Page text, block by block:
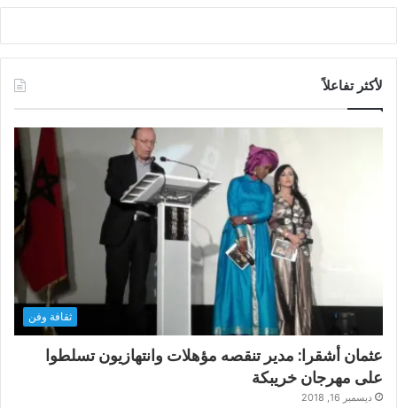
لأكثر تفاعلاً
ثقافة وفن
عثمان أشقرا: مدير تنقصه مؤهلات وانتهازيون تسلطوا
على مهرجان خريبكة
ديسمبر 16, 2018